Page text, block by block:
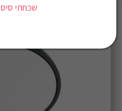
שכחתי